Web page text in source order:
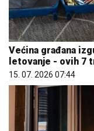
Većina građana
letovanje - ovih 7
15. 07. 2026 07:44